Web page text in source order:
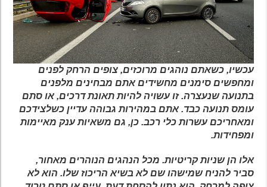
עכשיו, כשאתם נוהגים מרוכזים, צופים הרחק לפנים
ומחפשים סימנים מחשידים אתם מבחינים מלפנים
בתנועה שנעצרה. זו עשויה להיות תאונת דרכים, או סתם
עומס תנועה כבד. אתם במהירות גבוהה עדיין כשלצידכם
ומאחריכם עשרות כלי רכב. כן, גם משאיות ענק מאיימות
ומפחידות.
אלו הן שניות קריטיות. מכל הנהגים הנוהרים מאחור,
סביר להניח שמישהו שם לא בשיא הריכוז שלו. הוא לא